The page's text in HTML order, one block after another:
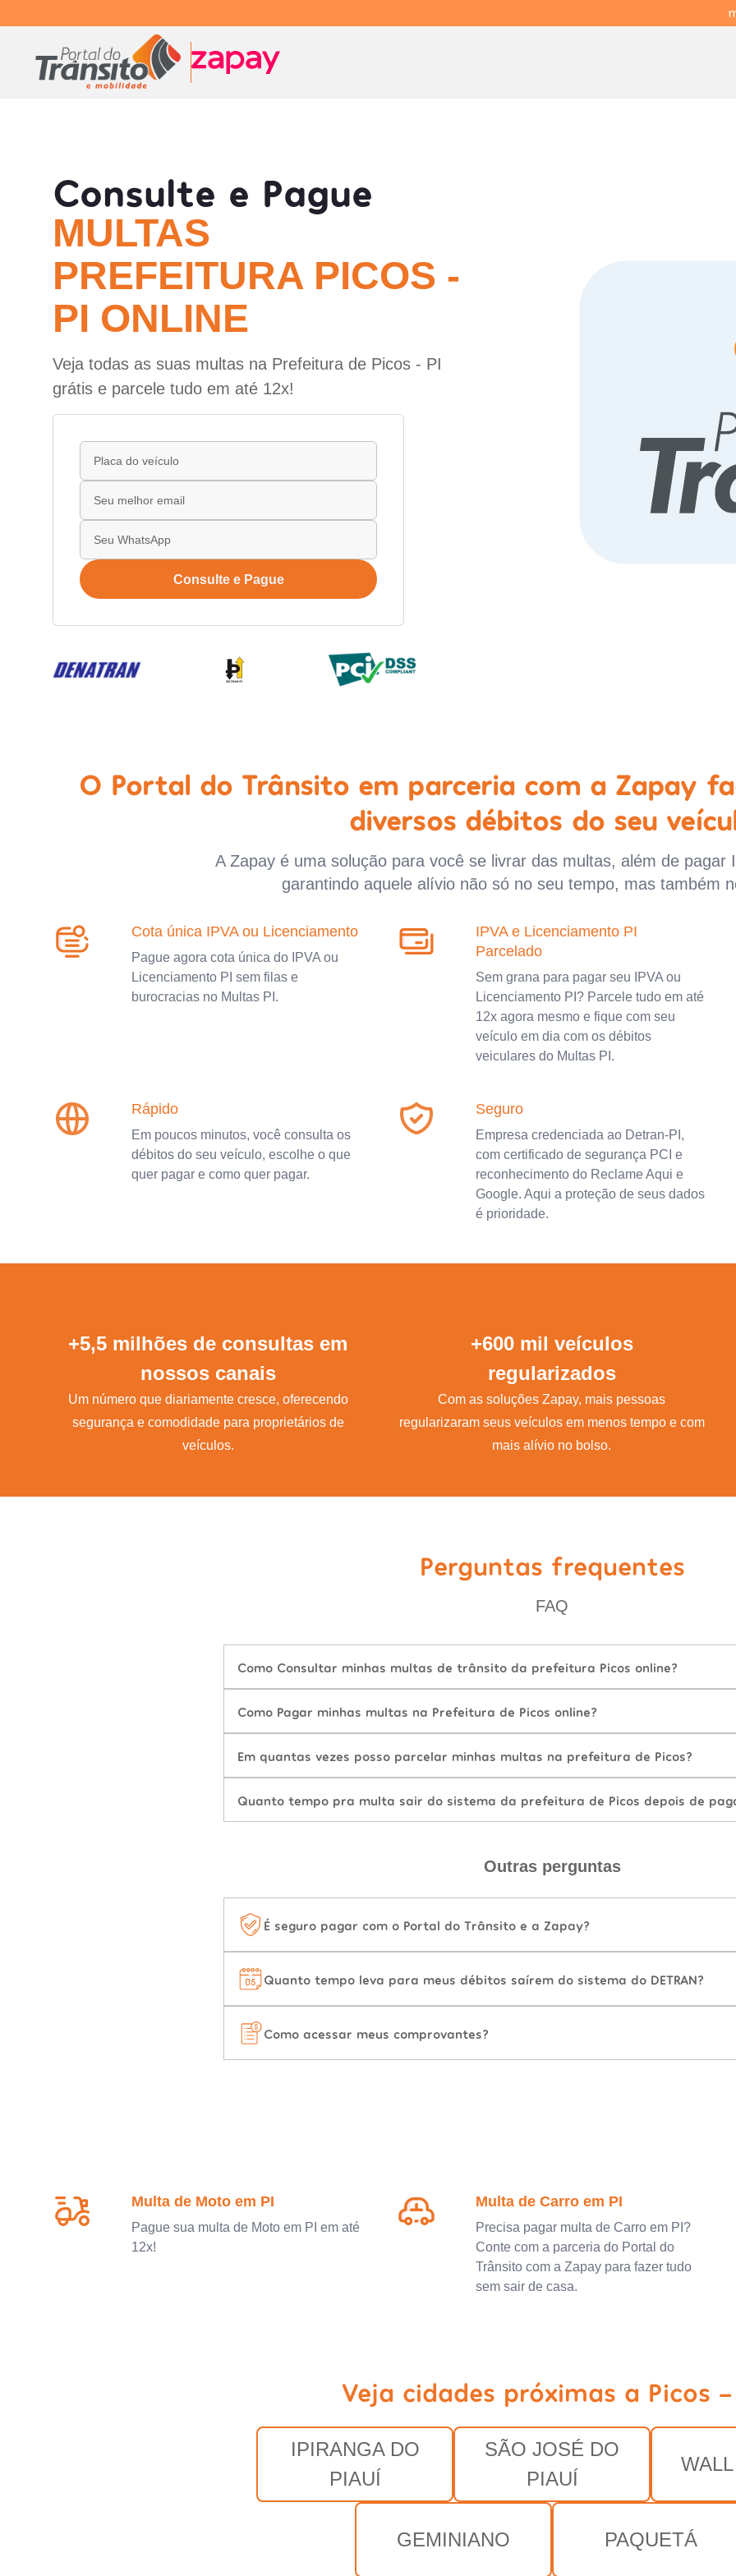
Consulte e Pague
MULTAS
PREFEITURA PICOS -
PI ONLINE
Veja todas as suas multas na Prefeitura de Picos - PI
grátis e parcele tudo em até 12x!
Consulte e Pague
O Portal do Trânsito em parceria com a Zapay
diversos débitos do seu
A Zapay é uma solução para você se livrar das multas, além de pagar
garantindo aquele alívio não só no seu tempo, mas também
Cota única IPVA ou Licenciamento
Pague agora cota única do IPVA ou
Licenciamento PI sem filas e
burocracias no Multas PI.
IPVA e Licenciamento PI
Parcelado
Sem grana para pagar seu IPVA ou
Licenciamento PI? Parcele tudo em até
12x agora mesmo e fique com seu
veículo em dia com os débitos
veiculares do Multas PI.
Rápido
Em poucos minutos, você consulta os
débitos do seu veículo, escolhe o que
quer pagar e como quer pagar.
Seguro
Empresa credenciada ao Detran-PI,
com certificado de segurança PCI e
reconhecimento do Reclame Aqui e
Google. Aqui a proteção de seus dados
é prioridade.
+5,5 milhões de consultas em
nossos canais
Um número que diariamente cresce, oferecendo
segurança e comodidade para proprietários de
veículos.
+600 mil veículos
regularizados
Com as soluções Zapay, mais pessoas
regularizaram seus veículos em menos tempo e com
mais alívio no bolso.
Perguntas frequentes
FAQ
Como Consultar minhas multas de trânsito da prefeitura Picos online?
Como Pagar minhas multas na Prefeitura de Picos online?
Em quantas vezes posso parcelar minhas multas na prefeitura de Picos?
Quanto tempo pra multa sair do sistema da prefeitura de Picos depois de
Outras perguntas
É seguro pagar com o Portal do Trânsito e a Zapay?
Quanto tempo leva para meus débitos saírem do sistema do DETRAN?
Como acessar meus comprovantes?
Multa de Moto em PI
Pague sua multa de Moto em PI em até
12x!
Multa de Carro em PI
Precisa pagar multa de Carro em PI?
Conte com a parceria do Portal do
Trânsito com a Zapay para fazer tudo
sem sair de casa.
Veja cidades próximas a Picos -
IPIRANGA DO
PIAUÍ
SÃO JOSÉ DO
PIAUÍ
GEMINIANO PAQUETÁ